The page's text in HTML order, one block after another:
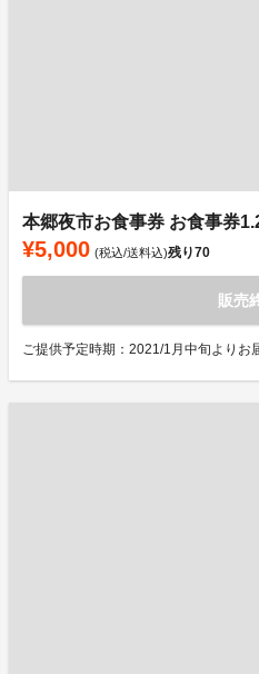
本郷夜市お食事券 お食事券
¥5,000 (税込/送料込)残り70
販売
ご提供予定時期：2021/1月中旬よりお